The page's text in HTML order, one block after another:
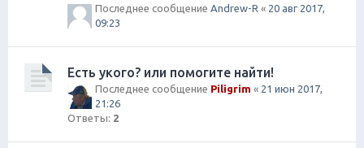
Последнее сообщение Andrew-R « 20 авг 2017,
09:23
Есть укого? или помогите найти!
Последнее сообщение Piligrim « 21 июн 2017,
21:26
Ответы: 2